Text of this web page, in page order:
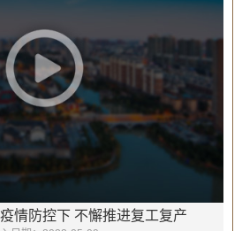
情防控下 不懈推进复工复产